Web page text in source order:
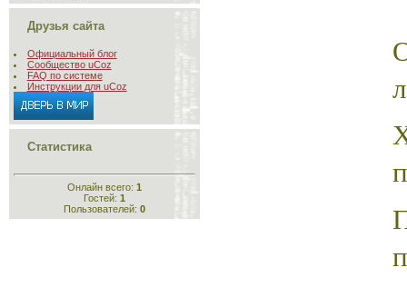
Друзья сайта
Официальный блог
Сообщество uCoz
FAQ по системе
Инструкции для uCoz
Статистика
Онлайн всего: 1
Гостей: 1
Пользователей: 0